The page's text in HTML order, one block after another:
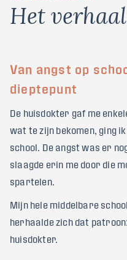
Hetverhaal
Van angst op
dieptepunt
De huisdokter gaf me
wat te zijn bekomen, ging
school. De angst was er
slaagde erin me door die
spartelen.
Mijn hele middelbare
herhaalde zich dat
huisdokter.